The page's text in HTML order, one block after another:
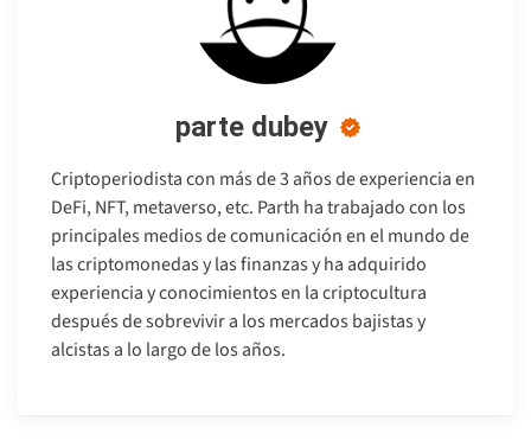
parte dubey
Criptoperiodista con más de 3 años de experiencia en
DeFi, NFT, metaverso, etc. Parth ha trabajado con los
principales medios de comunicación en el mundo de
las criptomonedas y las finanzas y ha adquirido
experiencia y conocimientos en la criptocultura
después de sobrevivir a los mercados bajistas y
alcistas a lo largo de los años.